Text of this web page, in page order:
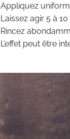
Appliquez
Laissez agir 5 à
Rincez
L’effet peut être